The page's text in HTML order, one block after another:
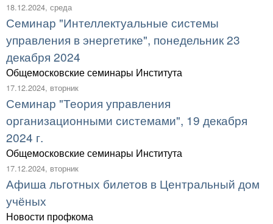
18.12.2024, среда
Семинар "Интеллектуальные системы
управления в энергетике", понедельник 23
декабря 2024
Общемосковские семинары Института
17.12.2024, вторник
Семинар "Теория управления
организационными системами", 19 декабря
2024 г.
Общемосковские семинары Института
17.12.2024, вторник
Афиша льготных билетов в Центральный дом
учёных
Новости профкома